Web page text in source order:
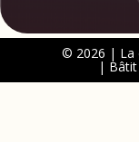
© 2026 | La
|